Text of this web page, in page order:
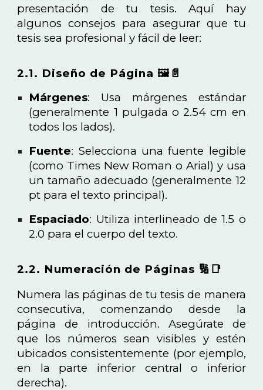
presentación de tu tesis. Aquí hay
algunos consejos para asegurar que tu
tesis sea profesional y fácil de leer:
2.1. Diseño de Página 🖼️📄
Márgenes: Usa márgenes estándar
(generalmente 1 pulgada o 2.54 cm en
todos los lados).
Fuente: Selecciona una fuente legible
(como Times New Roman o Arial) y usa
un tamaño adecuado (generalmente 12
pt para el texto principal).
Espaciado: Utiliza interlineado de 1.5 o
2.0 para el cuerpo del texto.
2.2. Numeración de Páginas 🔢📑
Numera las páginas de tu tesis de manera
consecutiva, comenzando desde la
página de introducción. Asegúrate de
que los números sean visibles y estén
ubicados consistentemente (por ejemplo,
en la parte inferior central o inferior
derecha).